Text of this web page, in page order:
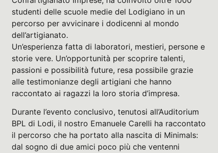
studenti delle scuole medie del Lodigiano in un
percorso per avvicinare i dodicenni al mondo
dell’artigianato.
Un’esperienza fatta di laboratori, mestieri, persone e
storie vere. Un’opportunità per scoprire talenti,
passioni e possibilità future, resa possibile grazie
alle testimonianze degli artigiani che hanno
raccontato ai ragazzi la loro storia d’impresa.
Durante l’evento conclusivo, tenutosi all’Auditorium
BPL di Lodi, il nostro Emanuele Carelli ha raccontato
il percorso che ha portato alla nascita di Minimals:
dal sogno di due amici poco più che ventenni